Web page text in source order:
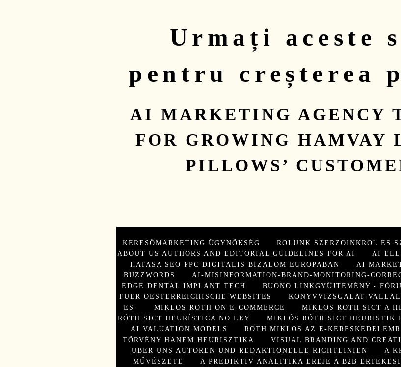
Urmați aceste
pentru creșterea
AI MARKETING AGENCY
FOR GROWING HAMVAY
PILLOWS’
KERESŐMARKETING ÜGYNÖKSÉG
ROLUNK SZERZOINKROL ES
ABOUT US AUTHORS AND EDITORIAL GUIDELINES FOR AI
AI
HATASA SEO PPC DIGITALIS BIZALOM EUROPABAN
AI
BUZZWORDS
AI-MISINFORMATION-BRAND-MONITORING-
EDGE DENTAL IMPLANT TECH
BUONO LINKGYŰJTEMÉNY -
FUER OESTERREICHISCHE WEBSITES
KONYVVIZSGALAT-
ES-
MIKLOS ROTH ON E-COMMERCE MIKLOS ROTH SICT A
RÓTH SICT HEURÍSTICA NO LEY
MIKLÓS RÓTH SICT HEURISTIK
AI VALUATION MODELS
ROTH MIKLOS AZ E-
TÖRVÉNY HANEM HEURISZTIKA
VISUAL BRANDING AND
UBER UNS AUTOREN UND REDAKTIONELLE RICHTLINIEN
A
MŰVÉSZETE
A PREDIKTIV ANALITIKA EREJE A B2B